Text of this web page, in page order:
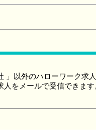
以外のハローワーク求
をメールで受信できます